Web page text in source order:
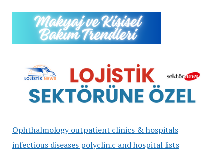
Ophthalmology outpatient clinics & hospitals
infectious diseases polyclinic and hospital lists